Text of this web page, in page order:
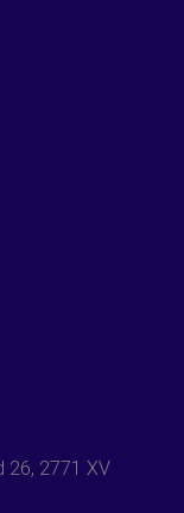
26, 2771 XV